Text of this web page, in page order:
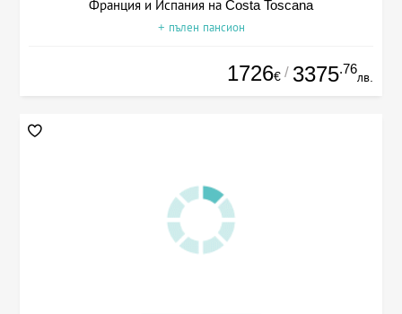
Франция и Испания на Costa Toscana
+ пълен пансион
1726€ / 3375.76
лв.